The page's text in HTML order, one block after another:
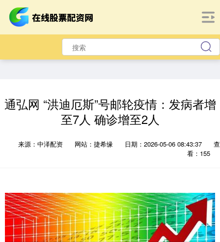
通弘网 “洪迪厄斯”号邮轮疫情：发病者增
至7人 确诊增至2人
来源：中泽配资 网站：捷希缘 日期：2026-05-06 08:43:37
查
看：155